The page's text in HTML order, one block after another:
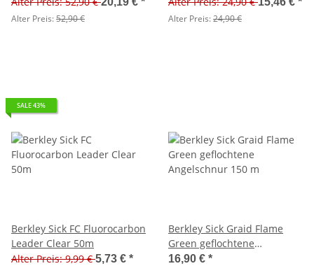
Alter Preis:52,90 €
Zander
Alter Preis:24,90 €
SALE 43%
Berkley Sick FC Fluorocarbon
Leader Clear 50m
Alter Preis: 9,99 €5,73 € *
Berkley Sick Graid Flame
Green geflochtene
Angelschnur 150 m
16,90 € *